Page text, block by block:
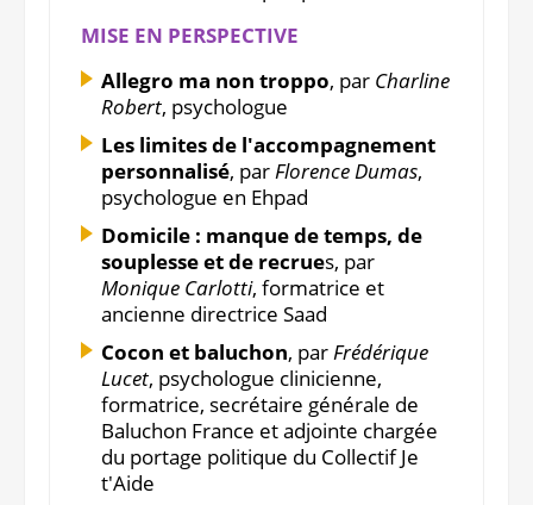
MISE EN PERSPECTIVE
Allegro ma non troppo, par Charline
Robert, psychologue
Les limites de l'accompagnement
personnalisé, parFlorence Dumas,
psychologue en Ehpad
Domicile : manque de temps, de
souplesse et de recrues, par
Monique Carlotti, formatrice et
ancienne directrice Saad
Cocon et baluchon, parFrédérique
Lucet, psychologue clinicienne,
formatrice, secrétaire générale de
Baluchon France et adjointe chargée
du portage politique du Collectif Je
t'Aide